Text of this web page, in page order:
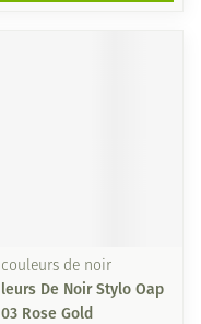
couleurs de noir
De Noir Stylo Oap
Rose Gold